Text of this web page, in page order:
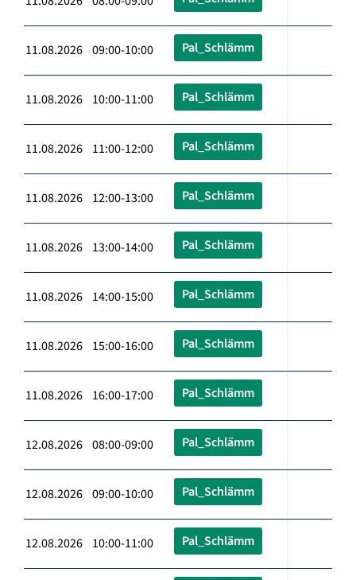
11.08.2026 09:00-10:00 Pal_Schlämm
11.08.2026 10:00-11:00 Pal_Schlämm
11.08.2026 11:00-12:00 Pal_Schlämm
11.08.2026 12:00-13:00 Pal_Schlämm
11.08.2026 13:00-14:00 Pal_Schlämm
11.08.2026 14:00-15:00 Pal_Schlämm
11.08.2026 15:00-16:00 Pal_Schlämm
11.08.2026 16:00-17:00 Pal_Schlämm
12.08.2026 08:00-09:00 Pal_Schlämm
12.08.2026 09:00-10:00 Pal_Schlämm
12.08.2026 10:00-11:00 Pal_Schlämm